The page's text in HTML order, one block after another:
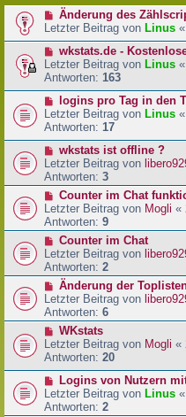
Änderung des
Letzter Beitrag von Linus «
wkstats.de -
Letzter Beitrag von Linus «
Antworten: 163
logins pro Tag in den
Letzter Beitrag von Linus «
Antworten: 17
wkstats ist offline ?
Letzter Beitrag von
Antworten: 3
Counter im Chat
Letzter Beitrag von Mogli «
Antworten: 9
Counter im Chat
Letzter Beitrag von
Antworten: 2
Änderung der
Letzter Beitrag von
Antworten: 6
WKstats
Letzter Beitrag von Mogli «
Antworten: 20
Logins von Nutzern
Letzter Beitrag von Linus «
Antworten: 2